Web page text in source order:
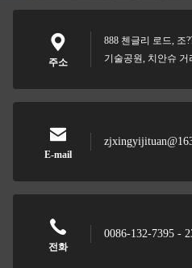
주소
888 첸글리 로드, 조
기술공원, 치안슈 거
E-mail
전화
0086-132-7395 -